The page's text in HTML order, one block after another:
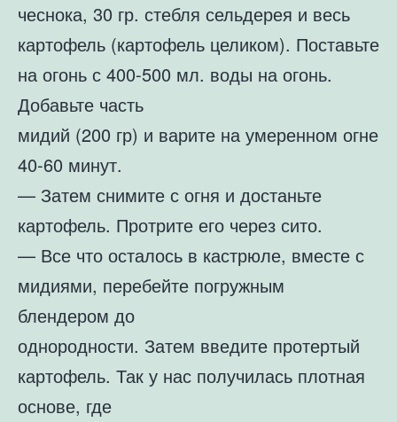
чеснока, 30 гр. стебля сельдерея и весь
картофель (картофель целиком). Поставьте
на огонь с 400-500 мл. воды на огонь.
Добавьте часть
мидий (200 гр) и варите на умеренном огне
40-60 минут.
— Затем снимите с огня и достаньте
картофель. Протрите его через сито.
— Все что осталось в кастрюле, вместе с
мидиями, перебейте погружным
блендером до
однородности. Затем введите протертый
картофель. Так у нас получилась плотная
основе, где